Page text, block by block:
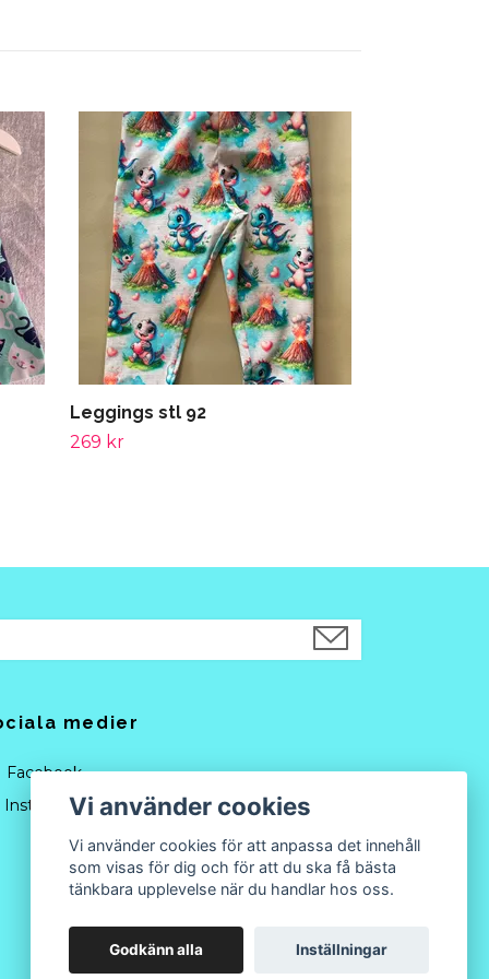
Leggings stl 92
269 kr
medier
Facebook
InstagramVi använder cookies
Vi använder cookies för att anpassa det innehåll
som visas för dig och för att du ska få bästa
tänkbara upplevelse när du handlar hos oss.
Godkänn alla Inställningar